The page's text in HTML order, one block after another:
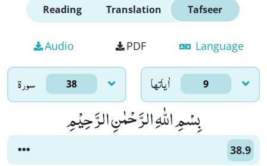
Reading Translation Tafseer
Audio PDF Language
سورۃ 38 اٰياتها 9
بِسْمِ اللّٰهِ الرَّحْمٰنِ الرَّحِیْمِ
38.9